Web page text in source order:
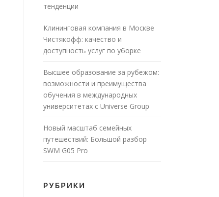
тенденции
Клининговая компания в Москве
Чистякофф: качество и
доступность услуг по уборке
Высшее образование за рубежом:
возможности и преимущества
обучения в международных
университетах с Universe Group
Новый масштаб семейных
путешествий: Большой разбор
SWM G05 Pro
РУБРИКИ